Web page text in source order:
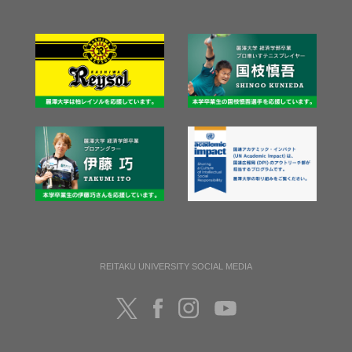
REITAKU UNIVERSITY SOCIAL MEDIA